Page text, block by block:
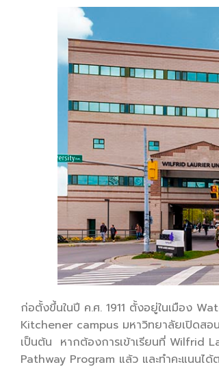
ก่อตั้งขึ้นในปี ค.ศ. 1911 ตั้งอยู่ในเมือง
Kitchener campus มหาวิทยาลัยเปิดสอ
เป็นต้น หากต้องการเข้าเรียนที่ Wilfrid
Pathway Program แล้ว และทำคะแนนไ